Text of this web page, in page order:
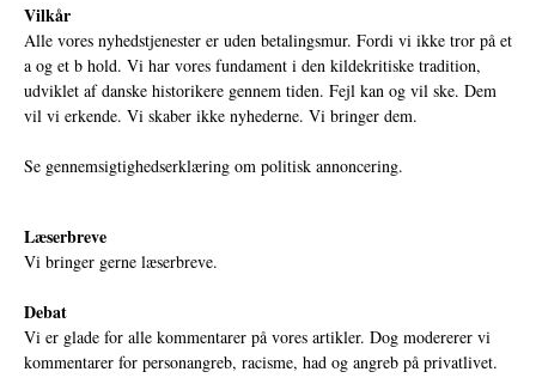
Vilkår
Alle vores nyhedstjenester er uden betalingsmur. Fordi vi ikke tror på et
a og et b hold. Vi har vores fundament i den kildekritiske tradition,
udviklet af danske historikere gennem tiden. Fejl kan og vil ske. Dem
vil vi erkende. Vi skaber ikke nyhederne. Vi bringer dem.
Se gennemsigtighedserklæring om politisk annoncering.
Læserbreve
Vi bringer gerne læserbreve.
Debat
Vi er glade for alle kommentarer på vores artikler. Dog modererer vi
kommentarer for personangreb, racisme, had og angreb på privatlivet.